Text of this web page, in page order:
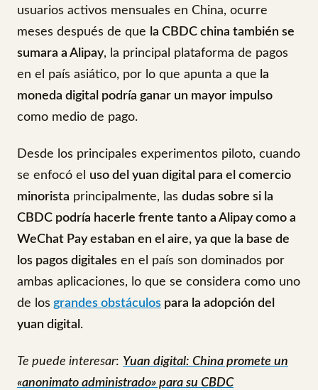
usuarios activos mensuales en China, ocurre
meses después de que la CBDC china también se
sumara a Alipay, la principal plataforma de pagos
en el país asiático, por lo que apunta a que la
moneda digital podría ganar un mayor impulso
como medio de pago.
Desde los principales experimentos piloto, cuando
se enfocó el uso del yuan digital para el comercio
minorista principalmente, las dudas sobre si la
CBDC podría hacerle frente tanto a Alipay como a
WeChat Pay estaban en el aire, ya que la base de
los pagos digitales en el país son dominados por
ambas aplicaciones, lo que se considera como uno
de los grandes obstáculos para la adopción del
yuan digital .
Te puede interesar: Yuan digital: China promete un
«anonimato administrado» para su CBDC